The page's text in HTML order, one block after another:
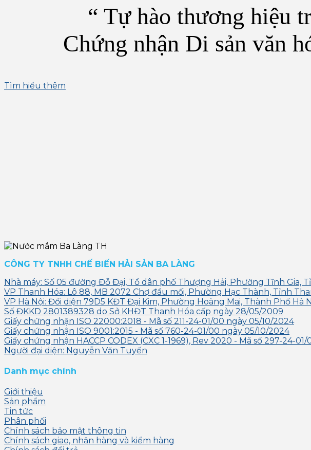
“ Tự hào thương hiệu
Chứng nhận Di sản văn
Tìm hiểu thêm
CÔNG TY TNHH CHẾ BIẾN HẢI SẢN BA LÀNG
Nhà máy: Số 05 đường Đỗ Đại, Tổ dân phố Thượng Hải, Phường Tĩnh Gia,
VP Thanh Hóa: Lô 88, MB 2072 Chợ đầu mối, Phường Hạc Thành, Tỉnh
VP Hà Nội: Đối diện 79D5 KĐT Đại Kim, Phường Hoàng Mai, Thành Phố Hà
Số ĐKKD 2801389328 do Sở KHĐT Thanh Hóa cấp ngày 28/05/2009
Giấy chứng nhận ISO 22000:2018 - Mã số 211-24-01/00 ngày 05/10/2024
Giấy chứng nhận ISO 9001:2015 - Mã số 760-24-01/00 ngày 05/10/2024
Giấy chứng nhận HACCP CODEX (CXC 1-1969), Rev 2020 - Mã số 297-24-
Người đại diện: Nguyễn Văn Tuyến
Danh mục chính
Giới thiệu
Sản phẩm
Tin tức
Phân phối
Chính sách bảo mật thông tin
Chính sách giao, nhận hàng và kiểm hàng